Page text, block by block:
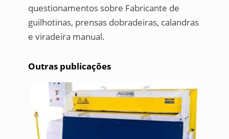
questionamentos sobre Fabricante de
guilhotinas, prensas dobradeiras, calandras
e viradeira manual.
Outras publicações